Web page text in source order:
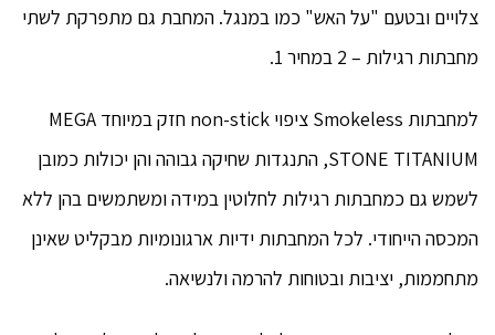
צלויים ובטעם "על האש" כמו במנגל. המחבת גם מתפרקת לשתי
מחבתות רגילות – 2 במחיר 1.
למחבתות Smokeless ציפוי non-stick חזק במיוחד MEGA
STONE TITANIUM, התנגדות שחיקה גבוהה והן יכולות כמובן
לשמש גם כמחבתות רגילות לחלוטין במידה ומשתמשים בהן ללא
המכסה הייחודי. לכל המחבתות ידיות ארגונומיות מבקליט שאינן
מתחממות, יציבות ובטוחות להרמה ולנשיאה.